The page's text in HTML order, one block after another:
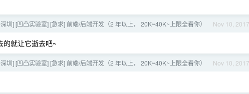
Nov 10, 2017
圳] [凹凸实验室] [急求] 前端/后端开发（2 年以上， 20K~40K~上限全看你）
的就让它逝去吧~
Nov 10, 2017
圳] [凹凸实验室] [急求] 前端/后端开发（2 年以上， 20K~40K~上限全看你）